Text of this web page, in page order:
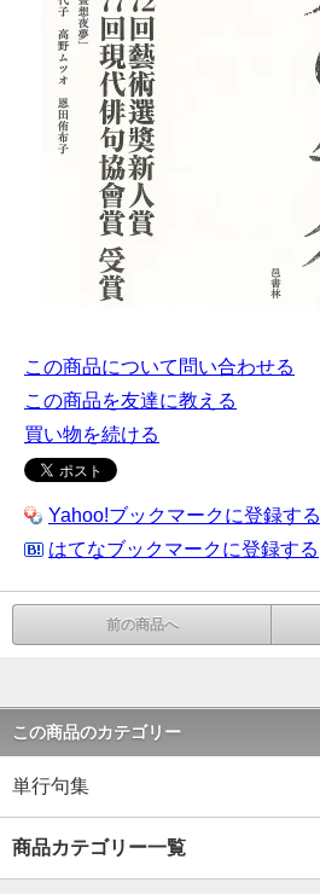
この商品について問い合わせる
この商品を友達に教える
買い物を続ける
Yahoo!ブックマークに登録する
はてなブックマークに登録する
前の商品へ
この商品のカテゴリー
単行句集
商品カテゴリー一覧